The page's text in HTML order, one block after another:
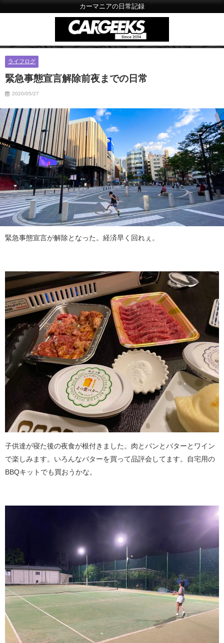
カーマニアの日常記録
ライフログ
緊急事態宣言解除前夜までの日常
2020/05/27
緊急事態宣言が解除となった。経済早く回れぇ。
子供達が寝た後の夜食が根付きました。肉とパンとバターとワイン
で楽しみます。いろんなバターを買って品評会してます。自宅用の
BBQキットでも買おうかな。